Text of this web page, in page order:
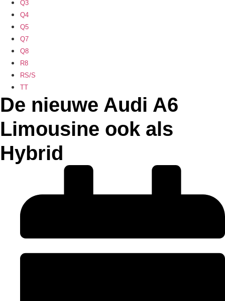
Q3
Q4
Q5
Q7
Q8
R8
RS/S
TT
De nieuwe Audi A6
Limousine ook als
Hybrid